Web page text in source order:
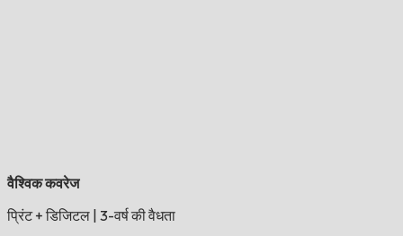
वैश्विक कवरेज
प्रिंट + डिजिटल 3-वर्ष की वैधता